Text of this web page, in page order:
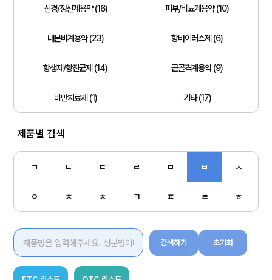
신경/정신계용약 (16) 피부/비뇨계용약 (10)
내분비계용약 (23) 항바이러스제 (6)
항생제/항진균제 (14) 근골격계용약 (9)
비만치료제 (1) 기타 (17)
제품별 검색
ㄱ ㄴ ㄷ ㄹ ㅁ ㅂ ㅅ
ㅇ ㅈ ㅊ ㅋ ㅍ ㅌ ㅎ
검색하기 초기화